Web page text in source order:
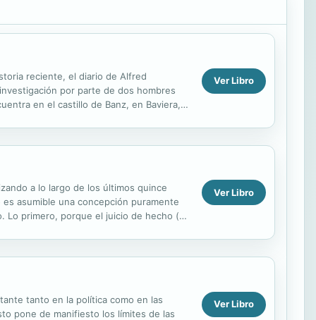
reciente, el diario de Alfred
por parte de dos hombres
en el castillo de Banz, en Baviera,
Ver Libro
a lo largo de los últimos quince
asumible una concepción puramente
Lo primero, porque el juicio de hecho (o
Ver Libro
tanto en la política como en las
pone de manifiesto los límites de las
Ver Libro